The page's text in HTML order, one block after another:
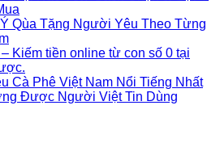
Qùa Tặng Người Yêu Theo Từng
Kiếm tiền online từ con số 0 tại
Cà Phê Việt Nam Nổi Tiếng Nhất
Được Người Việt Tin Dùng